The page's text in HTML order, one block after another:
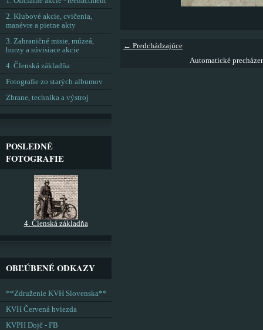
← Predchádzajúce
Automatické
2. Klubové akcie, cvičenia,
manévre a pietne akty
3. Zahraničné misie, múzeá,
burzy a súvisiace akcie
4. Členská základňa
Fotografie zo starých albumov
Zbrane, technika a výstroj
POSLEDNÉ
FOTOGRAFIE
4. Členská základňa
OBĽÚBENÉ ODKAZY
**Združenie KVH Slovenska**
KVH Červená hviezda
KVPH Dojč - FB